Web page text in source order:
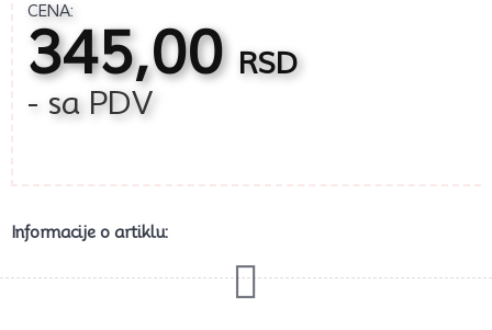
CENA:
345,00 RSD
- sa PDV
Informacije o artiklu: